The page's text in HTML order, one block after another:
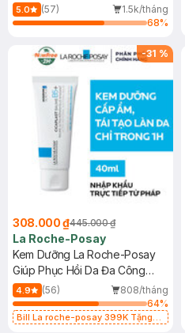
Dầu 500ml
5.0 (57)
1.5k/tháng
68%
-31 %
308.000 ₫445.000 ₫
La Roche-Posay
Kem Dưỡng La Roche-Posay
Giúp Phục Hồi Da Đa Công
Dụng 40ml
4.9 (56)
808/tháng
64%
Bill La roche-posay 399K Tặng